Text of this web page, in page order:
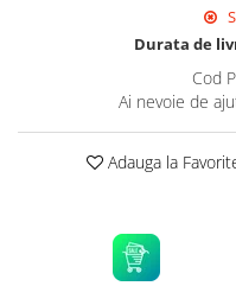
Durata de
Cod
Ai nevoie de
Adauga la